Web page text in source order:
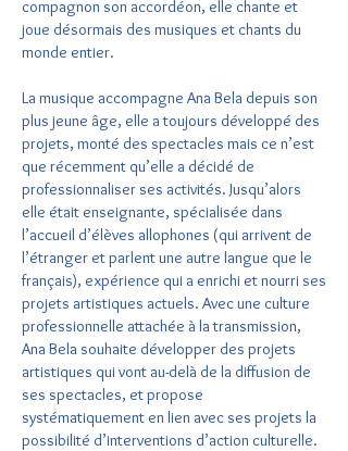
compagnon son accordéon, elle chante et
joue désormais des musiques et chants du
monde entier.
La musique accompagne Ana Bela depuis son
plus jeune âge, elle a toujours développé des
projets, monté des spectacles mais ce n’est
que récemment qu’elle a décidé de
professionnaliser ses activités. Jusqu’alors
elle était enseignante, spécialisée dans
l’accueil d’élèves allophones (qui arrivent de
l’étranger et parlent une autre langue que le
français), expérience qui a enrichi et nourri ses
projets artistiques actuels. Avec une culture
professionnelle attachée à la transmission,
Ana Bela souhaite développer des projets
artistiques qui vont au-delà de la diffusion de
ses spectacles, et propose
systématiquement en lien avec ses projets la
possibilité d’interventions d’action culturelle.